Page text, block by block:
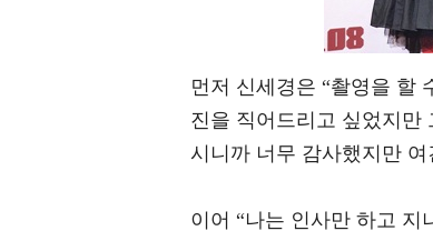
먼저 신세경은 “촬영을 할
진을 직어드리고 싶었지만
시니까 너무 감사했지만
이어 “나는 인사만 하고 지